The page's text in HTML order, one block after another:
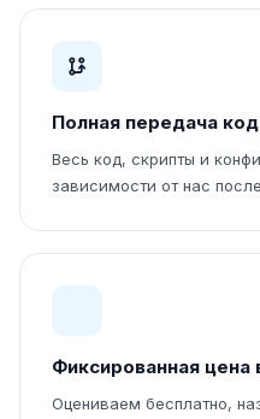
Полная передача
Весь код, скрипты и
зависимости от нас
Фиксированная цена
Оцениваем бесплатно,